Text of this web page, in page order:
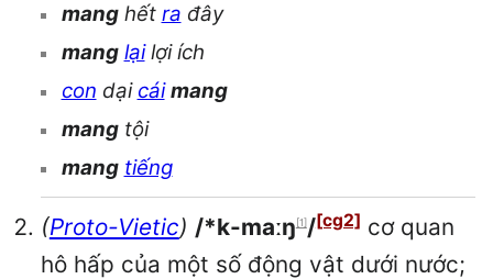
manghết ra đây
mang lạilợi ích
con dại cái mang
mangtội
mang tiếng
(Proto-Vietic) /*k-maːŋ [1]/[cg2] cơ quan
hô hấp của một số động vật dưới nước;